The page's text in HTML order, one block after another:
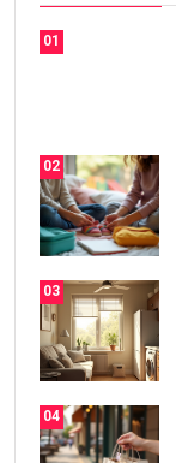
01
02
03
04